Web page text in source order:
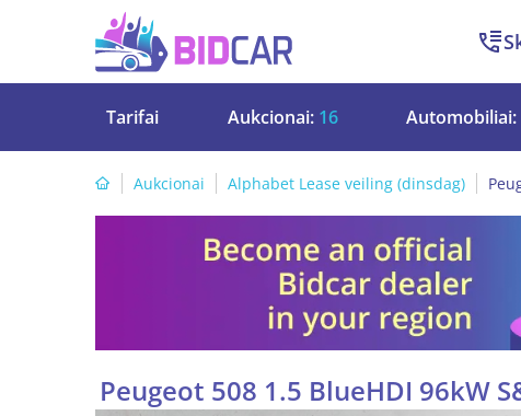
Tarifai Aukcionai: 16 Automobiliai:
Aukcionai Alphabet Lease veiling (dinsdag)
Peugeot 508 1.5 BlueHDI 96kW